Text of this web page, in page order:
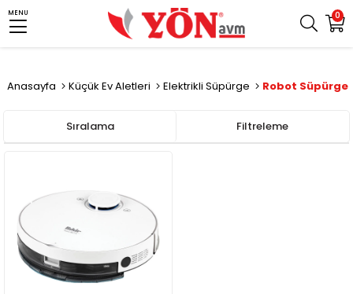
0
MENU
Anasayfa Küçük Ev Aletleri Elektrikli Süpürge Robot Süpürge
Filtreleme
Sıralama